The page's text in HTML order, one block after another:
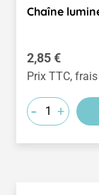
Chaîne
Prix régulier :
2,85 €
Prix TTC,
- +